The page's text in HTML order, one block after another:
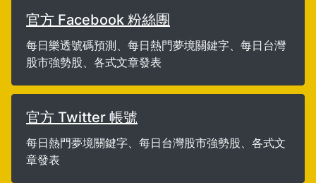
官方 Facebook 粉絲團
每日樂透號碼預測、每日熱門夢境關鍵字、每日台灣
股市強勢股、各式文章發表
官方 Twitter 帳號
每日熱門夢境關鍵字、每日台灣股市強勢股、各式文
章發表